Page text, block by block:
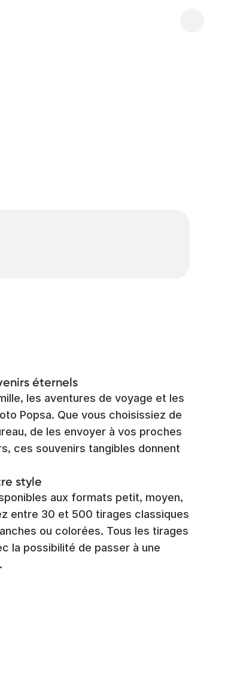
éternels
les aventures de voyage et les
Popsa. Que vous choisissiez de
de les envoyer à vos proches
ces souvenirs tangibles donnent
style
aux formats petit, moyen,
entre 30 et 500 tirages classiques
ou colorées. Tous les tirages
la possibilité de passer à une